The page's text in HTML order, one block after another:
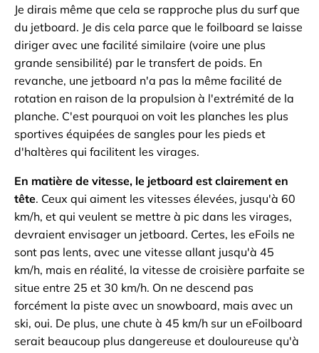
Je dirais même que cela se rapproche plus du surf que
du jetboard. Je dis cela parce que le foilboard se laisse
diriger avec une facilité similaire (voire une plus
grande sensibilité) par le transfert de poids. En
revanche, une jetboard n'a pas la même facilité de
rotation en raison de la propulsion à l'extrémité de la
planche. C'est pourquoi on voit les planches les plus
sportives équipées de sangles pour les pieds et
d'haltères qui facilitent les virages.
En matière de vitesse, le jetboard est clairement en
tête. Ceux qui aiment les vitesses élevées, jusqu'à 60
km/h, et qui veulent se mettre à pic dans les virages,
devraient envisager un jetboard. Certes, les eFoils ne
sont pas lents, avec une vitesse allant jusqu'à 45
km/h, mais en réalité, la vitesse de croisière parfaite se
situe entre 25 et 30 km/h. On ne descend pas
forcément la piste avec un snowboard, mais avec un
ski, oui. De plus, une chute à 45 km/h sur un eFoilboard
serait beaucoup plus dangereuse et douloureuse qu'à